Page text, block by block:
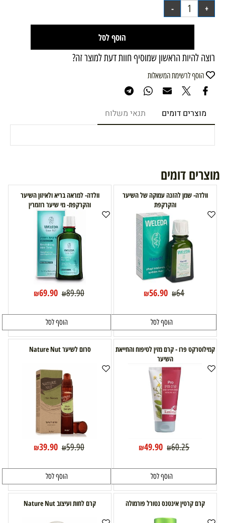
הוסף לסל
רוצה להיות הראשון שמוסיף חוות דעת למוצר זה?
הוסף לרשימת המשאלות
מוצרים דומים תנאי משלוח
מוצרים דומים
וולדה- שמן להזנה עמוקה של השיער
והקרקפת
₪64
₪56.90
הוסף לסל
וולדה- למראה בריא ולאיזון השיער
והקרקפת- מי שיער רוזמרין
₪89.90
₪69.90
הוסף לסל
קמילוטרקט פרו - קרם מזין לטיפוח והחייאת
השיער
₪60.25
₪49.90
הוסף לסל
סרום לשיער Nature Nut
₪59.90
₪39.90
הוסף לסל
קרם קרטין אינטנס נטורל פורמולה קרם לחות ועיצוב Nature Nut